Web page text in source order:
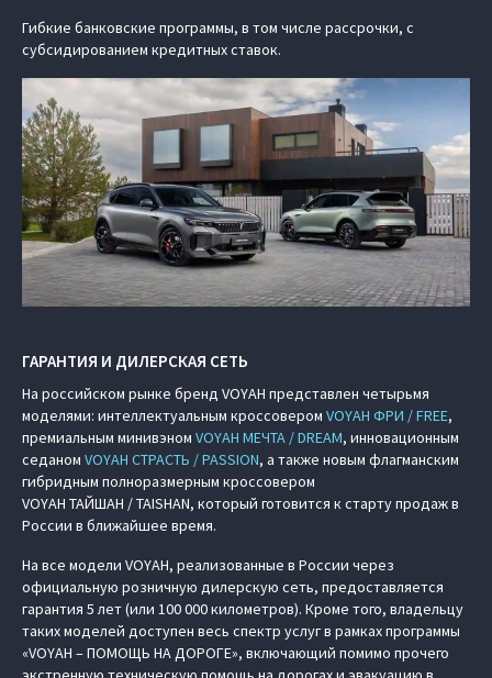
Гибкие банковские программы, в том числе рассрочки, с
субсидированием кредитных ставок.
ГАРАНТИЯ И ДИЛЕРСКАЯ СЕТЬ
На российском рынке бренд VOYAH представлен четырьмя
моделями: интеллектуальным кроссовером VOYAH ФРИ / FREE,
премиальным минивэном VOYAH МЕЧТА / DREAM, инновационным
седаном VOYAH СТРАСТЬ / PASSION, а также новым флагманским
гибридным полноразмерным кроссовером
VOYAH ТАЙШАН / TAISHAN, который готовится к старту продаж в
России в ближайшее время.
На все модели VOYAH, реализованные в России через
официальную розничную дилерскую сеть, предоставляется
гарантия 5 лет (или 100 000 километров). Кроме того, владельцу
таких моделей доступен весь спектр услуг в рамках программы
«VOYAH – ПОМОЩЬ НА ДОРОГЕ», включающий помимо прочего